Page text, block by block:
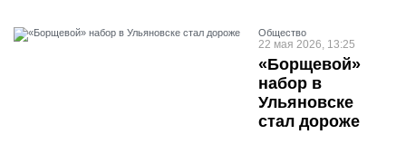
Общество
22 мая 2026, 13:25
«Борщевой»
набор в
Ульяновске
стал дороже